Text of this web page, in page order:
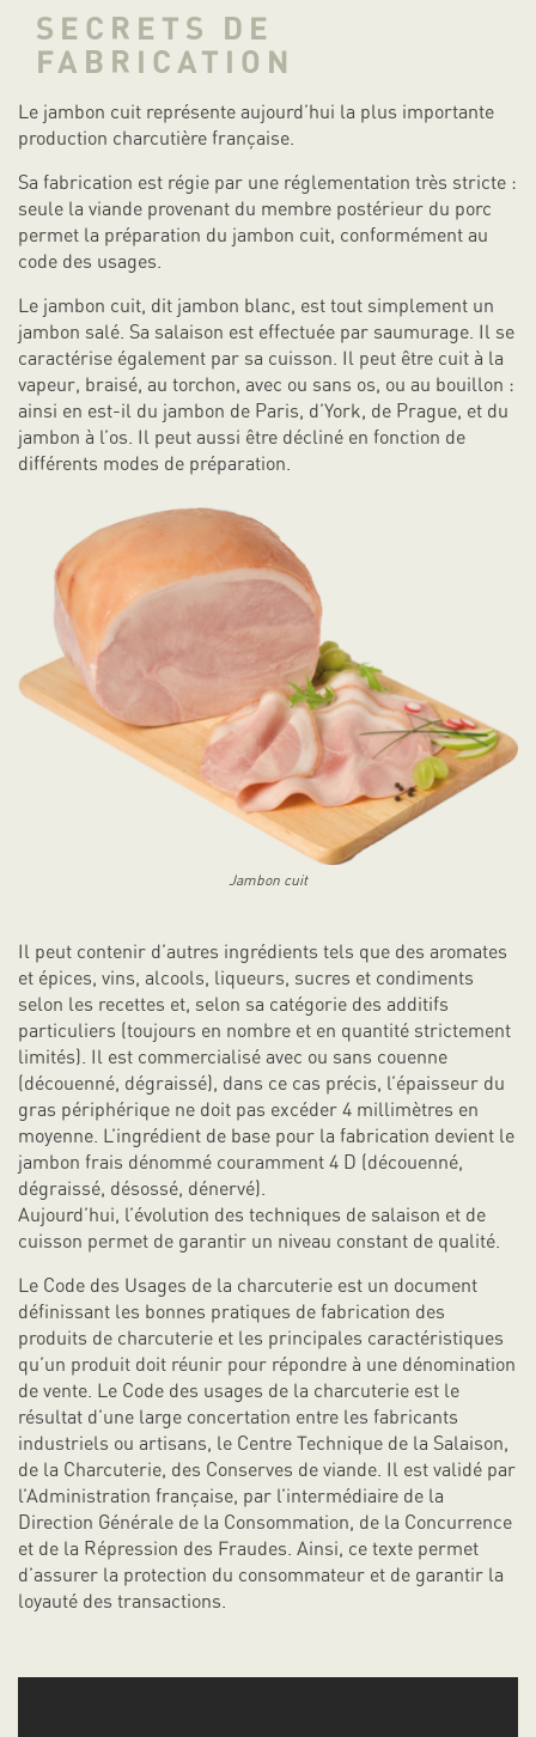
SECRETS DE
FABRICATION
Le jambon cuit représente aujourd’hui la plus importante
production charcutière française.
Sa fabrication est régie par une réglementation très stricte :
seule la viande provenant du membre postérieur du porc
permet la préparation du jambon cuit, conformément au
code des usages.
Le jambon cuit, dit jambon blanc, est tout simplement un
jambon salé. Sa salaison est effectuée par saumurage. Il se
caractérise également par sa cuisson. Il peut être cuit à la
vapeur, braisé, au torchon, avec ou sans os, ou au bouillon :
ainsi en est-il du jambon de Paris, d’York, de Prague, et du
jambon à l’os. Il peut aussi être décliné en fonction de
différents modes de préparation.
Jambon cuit
Il peut contenir d’autres ingrédients tels que des aromates
et épices, vins, alcools, liqueurs, sucres et condiments
selon les recettes et, selon sa catégorie des additifs
particuliers (toujours en nombre et en quantité strictement
limités). Il est commercialisé avec ou sans couenne
(découenné, dégraissé), dans ce cas précis, l’épaisseur du
gras périphérique ne doit pas excéder 4 millimètres en
moyenne. L’ingrédient de base pour la fabrication devient le
jambon frais dénommé couramment 4 D (découenné,
dégraissé, désossé, dénervé).
Aujourd’hui, l’évolution des techniques de salaison et de
cuisson permet de garantir un niveau constant de qualité.
Le Code des Usages de la charcuterie est un document
définissant les bonnes pratiques de fabrication des
produits de charcuterie et les principales caractéristiques
qu’un produit doit réunir pour répondre à une dénomination
de vente. Le Code des usages de la charcuterie est le
résultat d’une large concertation entre les fabricants
industriels ou artisans, le Centre Technique de la Salaison,
de la Charcuterie, des Conserves de viande. Il est validé par
l’Administration française, par l’intermédiaire de la
Direction Générale de la Consommation, de la Concurrence
et de la Répression des Fraudes. Ainsi, ce texte permet
d’assurer la protection du consommateur et de garantir la
loyauté des transactions.